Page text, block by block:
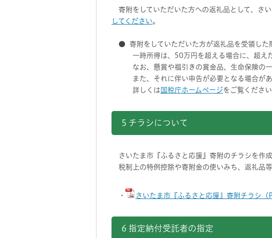
寄附をしていただいた方への返礼品として、さ
してください。
● 寄附をしていただいた方が返礼品を受領した
一時所得は、50万円を超える場合に、超えた
なお、懸賞や福引きの賞金品、生命保険の一時
また、それに伴い申告が必要となる場合があ
詳しくは 国税庁ホームページをご覧ください
5 チラシについて
さいたま市『ふるさと応援』寄附のチラシを作成
税制上の特例控除や寄附金の使いみち、返礼品
・ さいたま市『ふるさと応援』寄附チラシ（
6 指定納付受託者の指定